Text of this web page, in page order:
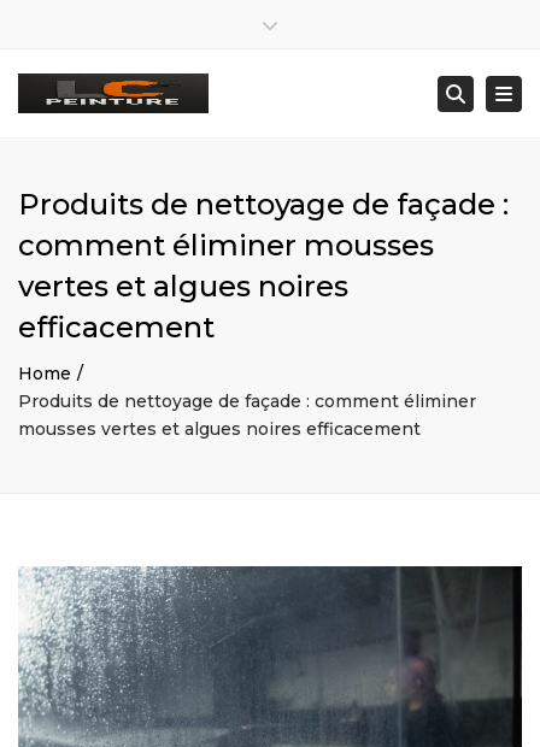
07 80 43 04 93
lc29260@gmail.com
Produits de nettoyage de façade :
comment éliminer mousses
vertes et algues noires
efficacement
Home
Produits de nettoyage de façade : comment éliminer
mousses vertes et algues noires efficacement